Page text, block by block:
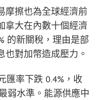
摩擦也為全球經濟前
拿大在內數十個經濟
的新關稅，理由是部
對加幣造成壓力。
匯率下跌 0.4%，收
弱水準。能源供應中